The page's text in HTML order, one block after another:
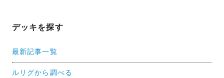
デッキを探す
最新記事一覧
ルリグから調べる